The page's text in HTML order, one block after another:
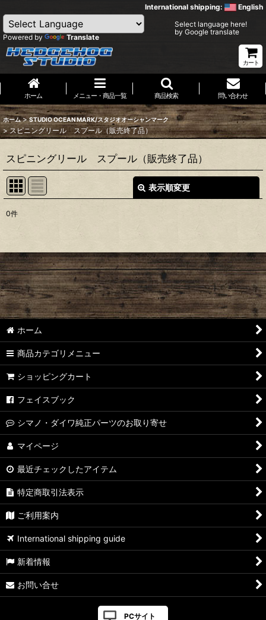
International shipping: English
Powered by Translate
Select language here!
by Google translate
カート
ホーム メニュー・商品一覧 商品検索 問い合わせ
ホーム > STUDIO OCEAN MARK/スタジオオーシャンマーク
> スピニングリール スプール（販売終了品）
スピニングリール スプール（販売終了品）
表示順変更
並び順:
絞り込む
0件
ホーム
商品カテゴリメニュー
ショッピングカート
フェイスブック
シマノ・ダイワ純正パーツのお取り寄せ
マイページ
最近チェックしたアイテム
特定商取引法表示
ご利用案内
International shipping guide
新着情報
お問い合せ
PCサイト